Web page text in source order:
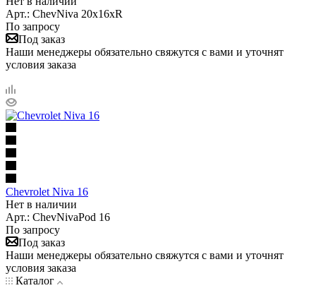
Арт.: ChevNiva 20x16xR
По запросу
Под заказ
Наши менеджеры обязательно свяжутся с вами и уточнят
условия заказа
Chevrolet Niva 16
Нет в наличии
Арт.: ChevNivaPod 16
По запросу
Под заказ
Наши менеджеры обязательно свяжутся с вами и уточнят
условия заказа
Каталог